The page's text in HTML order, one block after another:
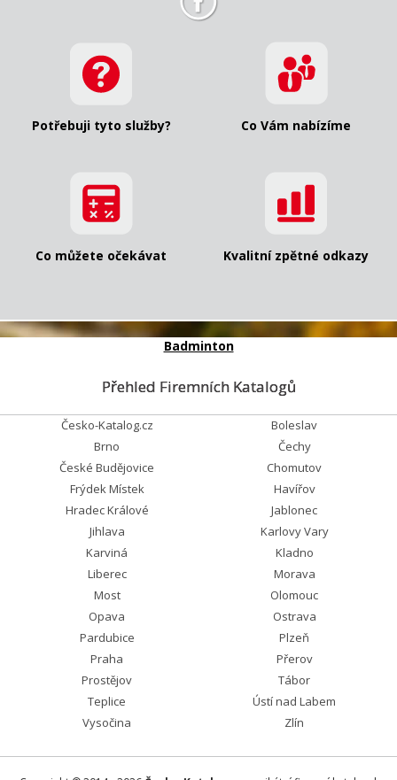
Potřebuji tyto služby? Co Vám nabízíme
Co můžete očekávat Kvalitní zpětné odkazy
Badminton
Přehled Firemních Katalogů
Česko-Katalog.cz
Boleslav
Brno
Čechy
České Budějovice
Chomutov
Frýdek Místek
Havířov
Hradec Králové
Jablonec
Jihlava
Karlovy Vary
Karviná
Kladno
Liberec
Morava
Most
Olomouc
Opava
Ostrava
Pardubice
Plzeň
Praha
Přerov
Prostějov
Tábor
Teplice
Ústí nad Labem
Vysočina
Zlín